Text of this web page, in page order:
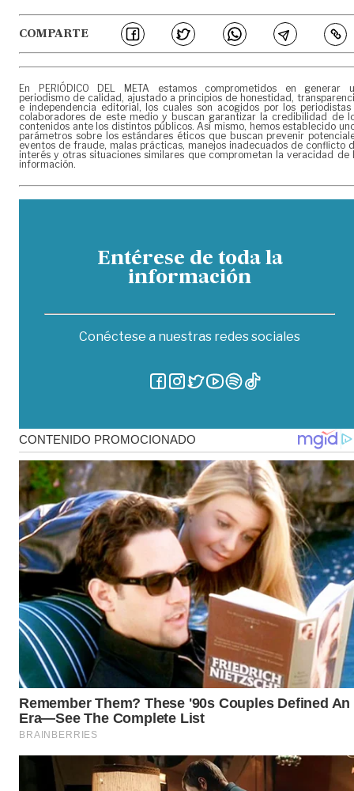
COMPARTE
En PERIÓDICO DEL META estamos comprometidos en generar
periodismo de calidad, ajustado a principios de honestidad,
e independencia editorial, los cuales son acogidos por los periodistas
colaboradores de este medio y buscan garantizar la credibilidad de
contenidos ante los distintos públicos. Así mismo, hemos establecido
parámetros sobre los estándares éticos que buscan prevenir
eventos de fraude, malas prácticas, manejos inadecuados de conflicto
interés y otras situaciones similares que comprometan la veracidad de
información.
Entérese de toda la
información
Conéctese a nuestras redes sociales